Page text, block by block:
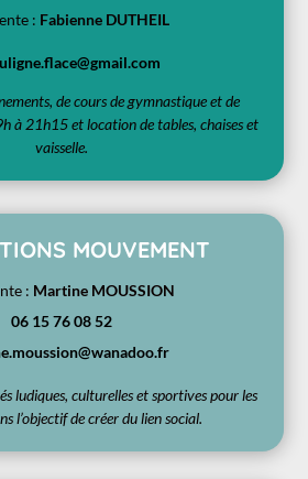
: Fabienne DUTHEIL
de cours de gymnastique et de
à 21h15 et location de tables, chaises et
vaisselle.
MOUVEMENT
: Martine MOUSSION
06 15 76 08 52
ludiques, culturelles et sportives pour les
l’objectif de créer du lien social.